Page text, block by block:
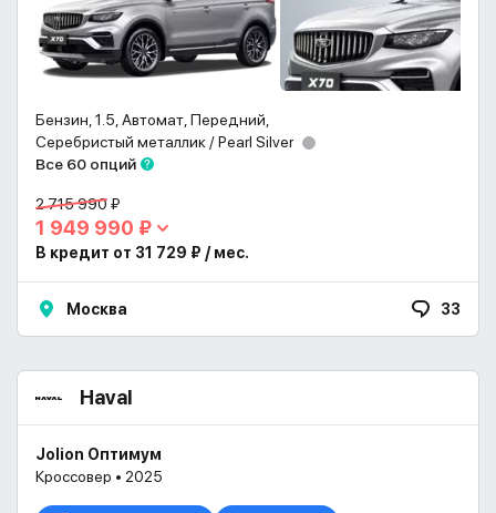
Бензин, 1.5, Автомат, Передний,
Серебристый металлик / Pearl Silver
Все 60 опций
2 715 990 ₽
1 949 990 ₽
В кредит от 31 729 ₽ / мес.
Москва 33
Haval
Jolion Оптимум
Кроссовер • 2025